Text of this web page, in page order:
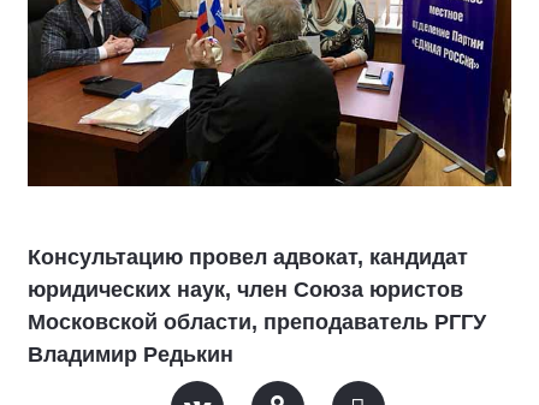
Консультацию провел адвокат, кандидат
юридических наук, член Союза юристов
Московской области, преподаватель РГГУ
Владимир Редькин